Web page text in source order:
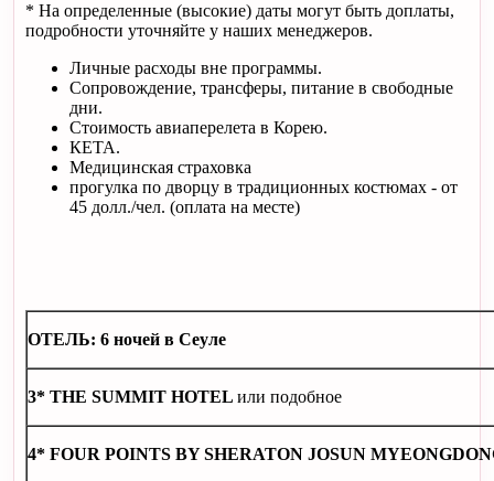
* На определенные (высокие) даты могут быть доплаты,
подробности уточняйте у наших менеджеров.
Личные расходы вне программы.
Сопровождение, трансферы, питание в свободные
дни.
Стоимость авиаперелета в Корею.
КЕТА.
Медицинская страховка
прогулка по дворцу в традиционных костюмах - от
45 долл./чел. (оплата на месте)
ОТЕЛЬ: 6 ночей в Сеуле
3* THE SUMMIT HOTEL или подобное
4* FOUR POINTS BY SHERATON JOSUN